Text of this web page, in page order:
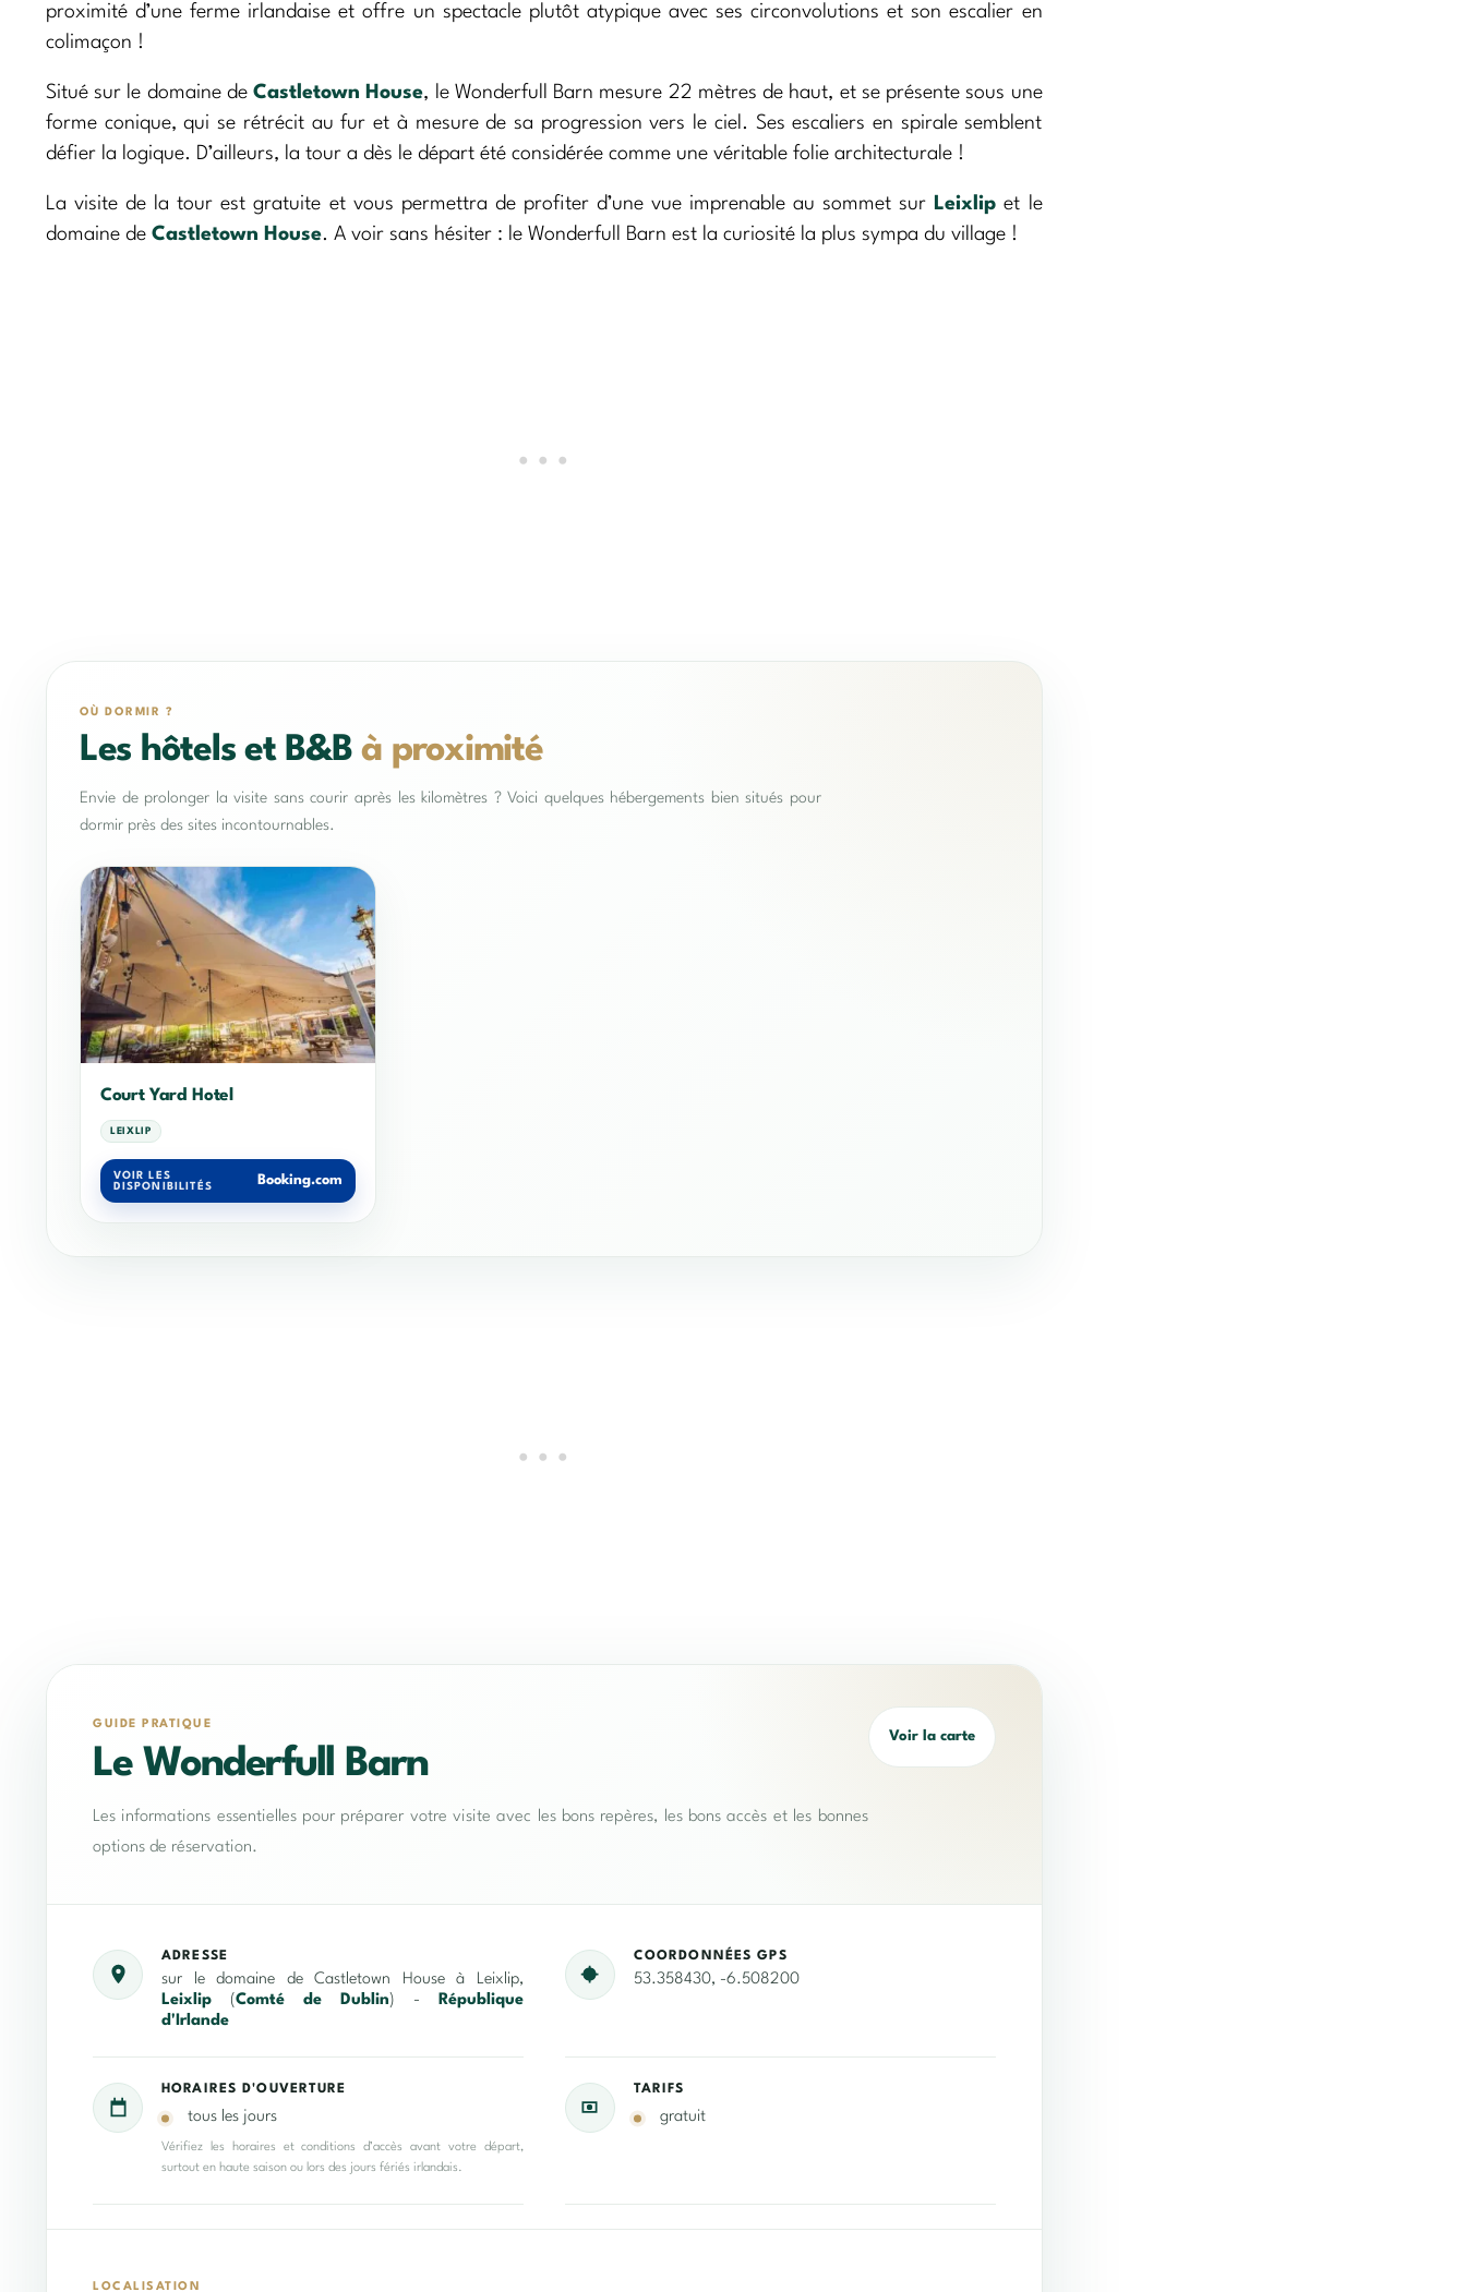
proximité d’une ferme irlandaise et offre un spectacle plutôt atypique avec ses circonvolutions et son escalier en
colimaçon !
Situé sur le domaine deCastletown House, le Wonderfull Barn mesure 22 mètres de haut, et se présente sous une
forme conique, qui se rétrécit au fur et à mesure de sa progression vers le ciel. Ses escaliers en spirale semblent
défier la logique. D’ailleurs, la tour a dès le départ été considérée comme une véritable folie architecturale !
La visite de la tour est gratuite et vous permettra de profiter d’une vue imprenable au sommet sur Leixlip et le
domaine de Castletown House. A voir sans hésiter : le Wonderfull Barn est la curiosité la plus sympa du village !
OÙ DORMIR ?
Les hôtels et B&Bà proximité
Envie de prolonger la visite sans courir après les kilomètres ? Voici quelques hébergements bien situés pour
dormir près des sites incontournables.
Court Yard Hotel
LEIXLIP
VOIR LES
DISPONIBILITÉS
Booking.com
GUIDE PRATIQUE
Le Wonderfull Barn
Les informations essentielles pour préparer votre visite avec les bons repères, les bons accès et les bonnes
options de réservation.
Voir la carte
ADRESSE
sur le domaine de Castletown House à Leixlip,
Leixlip (Comté de Dublin) -
République
d'Irlande
COORDONNÉES GPS
53.358430, -6.508200
HORAIRES D'OUVERTURE
tous les jours
Vérifiez les horaires et conditions d’accès avant votre départ,
surtout en haute saison ou lors des jours fériés irlandais.
TARIFS
gratuit
LOCALISATION